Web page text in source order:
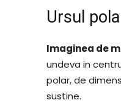
Ursul
Imaginea de
undeva in
polar, de
sustine.